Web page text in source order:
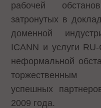
рабочей
затронутых в
доменной
ICANN и услуги
неформальной
торжественным
успешных
2009 года.